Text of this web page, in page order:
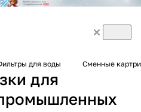
для воды Сменные
для